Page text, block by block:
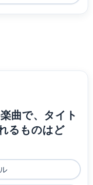
曲で、タイト
るものはど